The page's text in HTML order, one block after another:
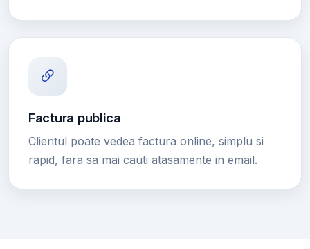
Factura publica
Clientul poate vedea factura online, simplu si
rapid, fara sa mai cauti atasamente in email.